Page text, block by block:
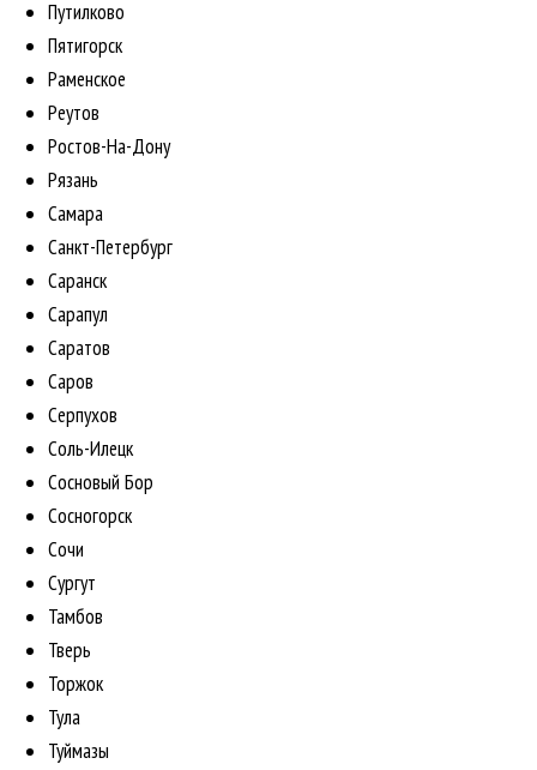
Путилково
Пятигорск
Раменское
Реутов
Ростов-На-Дону
Рязань
Самара
Санкт-Петербург
Саранск
Сарапул
Саратов
Саров
Серпухов
Соль-Илецк
Сосновый Бор
Сосногорск
Сочи
Сургут
Тамбов
Тверь
Торжок
Тула
Туймазы